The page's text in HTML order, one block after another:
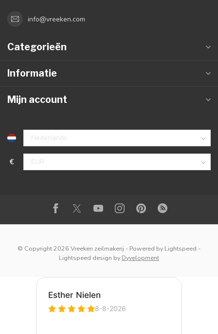
info@vreeken.com
Categorieën
Informatie
Mijn account
€
© Copyright 2026 Vreeken zeilmakerij - Powered by Lightspeed -
Lightspeed design by Dyvelopment